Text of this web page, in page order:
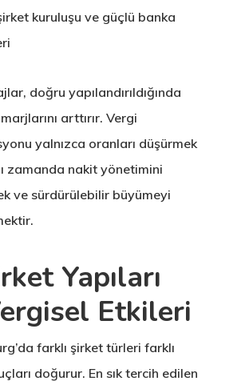
şirket kuruluşu ve güçlü banka
doğru yapılandırıldığında
arttırır. Vergi
yalnızca oranları düşürmek
zamanda nakit yönetimini
ve sürdürülebilir büyümeyi
Yapıları
Etkileri
farklı şirket türleri farklı
doğurur. En sık tercih edilen